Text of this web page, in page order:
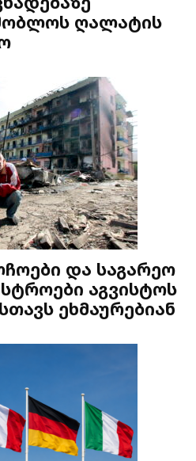
ღალატის
და საგარეო
აგვისტოს
ეხმაურებიან